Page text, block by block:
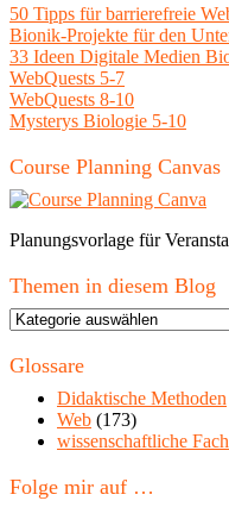
50 Tipps für barrierefreie
Bionik-Projekte für den
33 Ideen Digitale Medien
WebQuests 5-7
WebQuests 8-10
Mysterys Biologie 5-10
Course Planning Canvas
Planungsvorlage für
Themen in diesem Blog
Themen
diesem
Glossare
Didaktische Methoden
Web (173)
wissenschaftliche
Folge mir auf …